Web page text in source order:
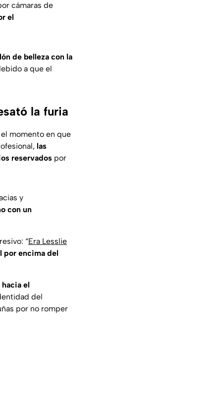
cámaras de
el
de belleza con la
a que el
la furia
momento en que
las
reservados por
y
con un
“Era Lesslie
por encima del
el
del
por no romper